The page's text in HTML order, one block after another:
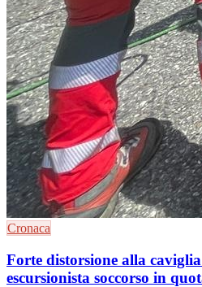
Cronaca
Forte distorsione alla
escursionista soccorso in